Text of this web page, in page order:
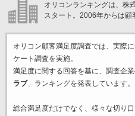
オリコンランキングは、株
スタート。2006年からは顧
オリコン顧客満足度調査では、実際
ケート調査を実施。
満足度に関する回答を基に、調査企業
ラブ」ランキングを発表しています。
総合満足度だけでなく、様々な切り口